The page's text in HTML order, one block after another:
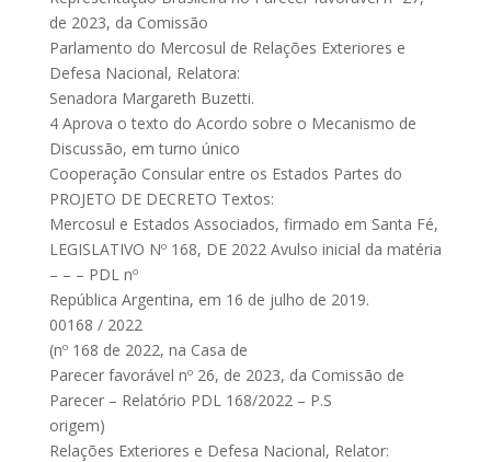
de 2023, da Comissão
Parlamento do Mercosul de Relações Exteriores e
Defesa Nacional, Relatora:
Senadora Margareth Buzetti.
4 Aprova o texto do Acordo sobre o Mecanismo de
Discussão, em turno único
Cooperação Consular entre os Estados Partes do
PROJETO DE DECRETO Textos:
Mercosul e Estados Associados, firmado em Santa Fé,
LEGISLATIVO Nº 168, DE 2022 Avulso inicial da matéria
– – – PDL nº
República Argentina, em 16 de julho de 2019.
00168 / 2022
(nº 168 de 2022, na Casa de
Parecer favorável nº 26, de 2023, da Comissão de
Parecer – Relatório PDL 168/2022 – P.S
origem)
Relações Exteriores e Defesa Nacional, Relator: